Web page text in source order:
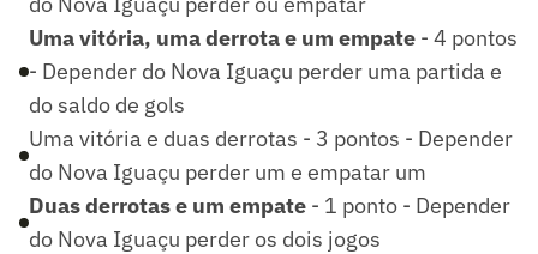
Uma vitória, uma derrota e um empate - 4 pontos
- Depender do Nova Iguaçu perder uma partida e
do saldo de gols
Uma vitória e duas derrotas - 3 pontos - Depender
do Nova Iguaçu perder um e empatar um
Duas derrotas e um empate - 1 ponto - Depender
do Nova Iguaçu perder os dois jogos